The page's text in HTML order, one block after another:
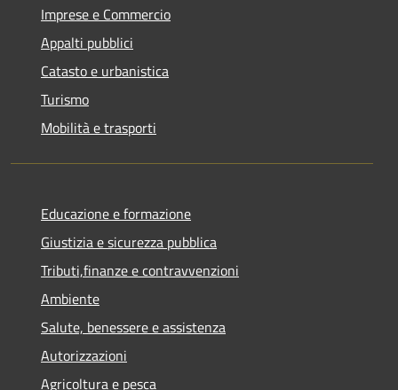
Imprese e Commercio
Appalti pubblici
Catasto e urbanistica
Turismo
Mobilità e trasporti
Educazione e formazione
Giustizia e sicurezza pubblica
Tributi,finanze e contravvenzioni
Ambiente
Salute, benessere e assistenza
Autorizzazioni
Agricoltura e pesca